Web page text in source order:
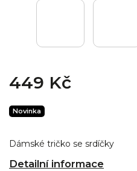
449 Kč
Dámské tričko se srdíčky
Detailní informace
Novinka